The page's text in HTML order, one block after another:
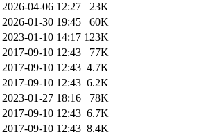
2026-04-06 12:27
23K
2026-01-30 19:45
60K
2023-01-10 14:17 123K
2017-09-10 12:43
77K
2017-09-10 12:43 4.7K
2017-09-10 12:43 6.2K
2023-01-27 18:16
78K
2017-09-10 12:43 6.7K
2017-09-10 12:43 8.4K